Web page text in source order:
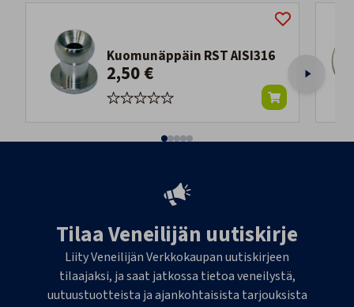
Kuomunäppäin RST AISI316
2,50 €
Tilaa Veneilijän uutiskirje
Liity Veneilijän Verkkokaupan uutiskirjeen
tilaajaksi, ja saat jatkossa tietoa veneilystä,
uutuustuotteista ja ajankohtaisista tarjouksista